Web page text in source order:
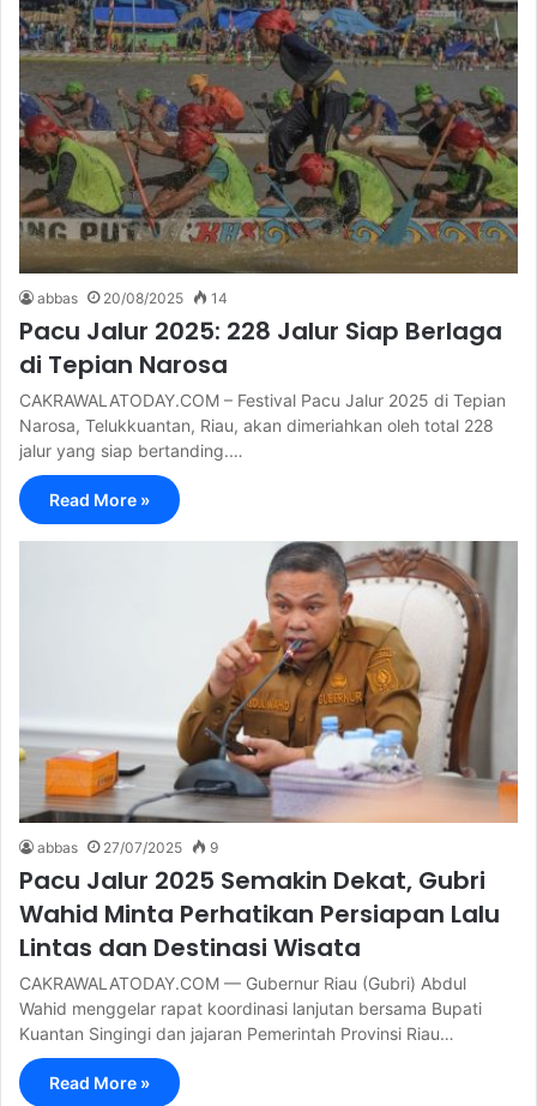
abbas 20/08/2025 14
Pacu Jalur 2025: 228 Jalur Siap Berlaga
di Tepian Narosa
CAKRAWALATODAY.COM – Festival Pacu Jalur 2025 di Tepian
Narosa, Telukkuantan, Riau, akan dimeriahkan oleh total 228
jalur yang siap bertanding.…
Read More »
abbas 27/07/2025 9
Pacu Jalur 2025 Semakin Dekat, Gubri
Wahid Minta Perhatikan Persiapan Lalu
Lintas dan Destinasi Wisata
CAKRAWALATODAY.COM — Gubernur Riau (Gubri) Abdul
Wahid menggelar rapat koordinasi lanjutan bersama Bupati
Kuantan Singingi dan jajaran Pemerintah Provinsi Riau…
Read More »